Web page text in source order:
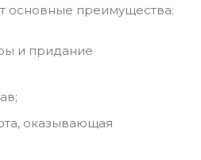
основные преимущества:
и придание
оказывающая